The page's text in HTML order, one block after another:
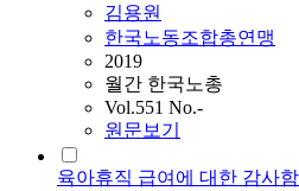
김용원
한국노동조합총연맹
2019
월간 한국노총
Vol.551 No.-
원문보기
육아휴직 급여에 대한 감사